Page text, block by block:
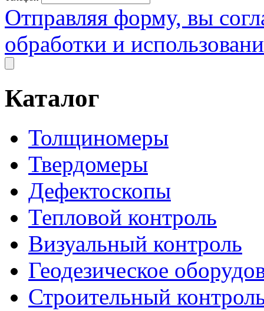
Отправляя форму, вы
обработки и
Каталог
Толщиномеры
Твердомеры
Дефектоскопы
Тепловой контроль
Визуальный контроль
Геодезическое
Строительный